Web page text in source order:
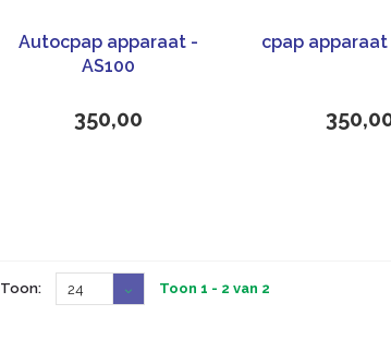
Autocpap apparaat -
AS100
350,00
cpap apparaat
Toon: 24 Toon 1 - 2 van 2